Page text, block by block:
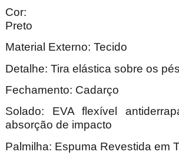
Cor:
Material Externo: Tecido
Detalhe: Tira elástica sobre os pés
Fechamento: Cadarço
Solado: EVA flexível
absorção de impacto
Palmilha: Espuma Revestida em